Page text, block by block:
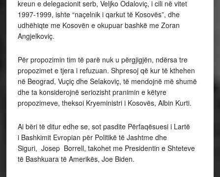
kreun e delegacionit serb, Veljko Odaloviç, i cili në vitet
1997-1999, ishte “naçelnik i qarkut të Kosovës”, dhe
udhëhiqte me Kosovën e okupuar bashkë me Zoran
Angjelkoviç.
Për propozimin tim të parë nuk u përgjigjën, ndërsa tre
propozimet e tjera i refuzuan. Shpresoj që kur të kthehen
në Beograd, Vuçiç dhe Selakoviç, të mendojnë më shumë
dhe ta konsiderojnë seriozisht pranimin e këtyre
propozimeve, theksoi Kryeministri i Kosovës, Albin Kurti.
Ai bëri të ditur edhe se, sot pasdite Përfaqësuesi i Lartë
i Bashkimit Evropian për Politikë të Jashtme dhe
Siguri, Josep Borrell, takohet me Presidentin e Shteteve
të Bashkuara të Amerikës, Joe Biden.